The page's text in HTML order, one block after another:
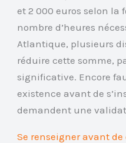
et 2 000 euros selon la
nombre d’heures
Atlantique, plusieurs
réduire cette somme,
significative. Encore
existence avant de
demandent une
Se renseigner avant